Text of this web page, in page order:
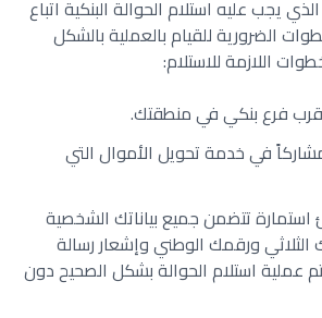
يجب عليه استلام الحوالة البنكية اتباع
الضرورية للقيام بالعملية بالشكل
اللازمة للاستلام:
فرع بنكي في منطقتك.
في خدمة تحويل الأموال التي
تتضمن جميع بياناتك الشخصية
ورقمك الوطني وإشعار رسالة
عملية استلام الحوالة بشكل الصحيح دون